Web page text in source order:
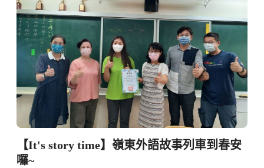
【It's story time】嶺東外語故事列車到春安
囉~